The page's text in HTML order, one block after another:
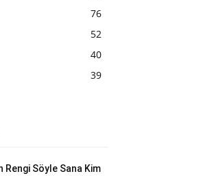
76
52
40
39
Rengi Söyle Sana Kim